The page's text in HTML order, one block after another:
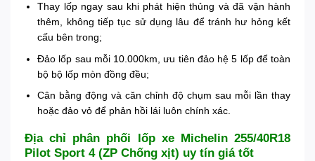
Thay lốp ngay sau khi phát hiện thủng và đã vận hành
thêm, không tiếp tục sử dụng lâu để tránh hư hỏng kết
cấu bên trong;
Đảo lốp sau mỗi 10.000km, ưu tiên đảo hệ 5 lốp để toàn
bộ bộ lốp mòn đồng đều;
Cân bằng động và căn chỉnh độ chụm sau mỗi lần thay
hoặc đảo vỏ để phản hồi lái luôn chính xác.
Địa chỉ phân phối lốp xe Michelin 255/40R18
Pilot Sport 4 (ZP Chống xịt) uy tín giá tốt